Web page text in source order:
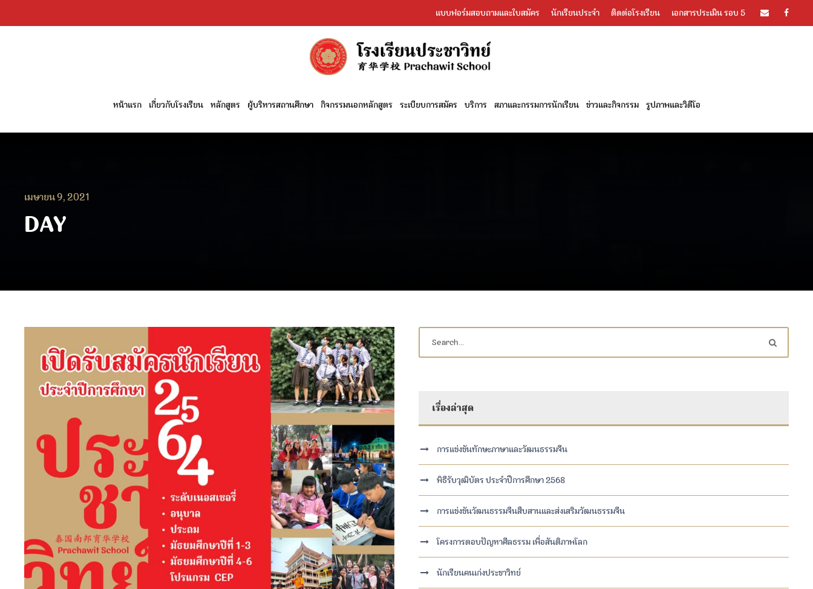
แบบฟอร์มสอบถามและใบสมัคร นักเรียนประจำ ติดต่อโรงเรียน เอกสารประเมิน รอบ 5
หน้าแรก เกี่ยวกับโรงเรียน หลักสูตร ผู้บริหารสถานศึกษา กิจกรรมนอกหลักสูตร ระเบียบการสมัคร บริการ สภาและกรรมการนักเรียน ข่าวและกิจกรรม รูปภาพและวิดีโอ
เมษายน 9, 2021
DAY
เรื่องล่าสุด
การแข่งขันทักษะภาษาและวัฒนธรรมจีน
พิธีรับวุฒิบัตร ประจำปีการศึกษา 2568
การแข่งขันวัฒนธรรมจีนสืบสานและส่งเสริมวัฒนธรรมจีน
โครงการตอบปัญหาศีลธรรม เพื่อสันติภาพโลก
นักเรียนคนเก่งประชาวิทย์